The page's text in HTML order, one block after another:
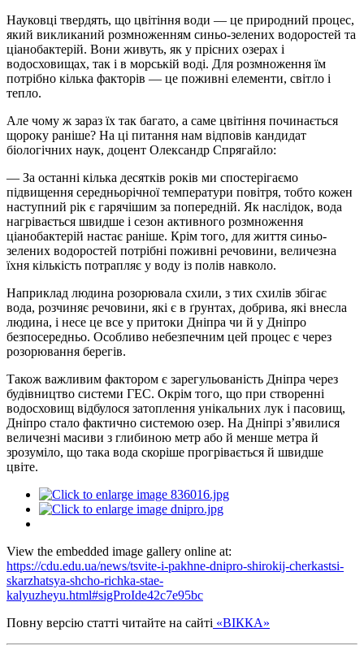
Науковці твердять, що цвітіння води — це природний процес,
який викликаний розмноженням синьо-зелених водоростей та
ціанобактерій. Вони живуть, як у прісних озерах і
водосховищах, так і в морській воді. Для розмноження їм
потрібно кілька факторів — це поживні елементи, світло і
тепло.
Але чому ж зараз їх так багато, а саме цвітіння починається
щороку раніше? На ці питання нам відповів кандидат
біологічних наук, доцент Олександр Спрягайло:
— За останні кілька десятків років ми спостерігаємо
підвищення середньорічної температури повітря, тобто кожен
наступний рік є гарячішим за попередній. Як наслідок, вода
нагрівається швидше і сезон активного розмноження
ціанобактерій настає раніше. Крім того, для життя синьо-
зелених водоростей потрібні поживні речовини, величезна
їхня кількість потрапляє у воду із полів навколо.
Наприклад людина розорювала схили, з тих схилів збігає
вода, розчиняє речовини, які є в ґрунтах, добрива, які внесла
людина, і несе це все у притоки Дніпра чи й у Дніпро
безпосередньо. Особливо небезпечним цей процес є через
розорювання берегів.
Також важливим фактором є зарегульованість Дніпра через
будівництво системи ГЕС. Окрім того, що при створенні
водосховищ відбулося затоплення унікальних лук і пасовищ,
Дніпро стало фактично системою озер. На Дніпрі з’явилися
величезні масиви з глибиною метр або й менше метра й
зрозуміло, що така вода скоріше прогрівається й швидше
цвіте.
View the embedded image gallery online at:
https://cdu.edu.ua/news/tsvite-i-pakhne-dnipro-shirokij-cherkastsi-
skarzhatsya-shcho-richka-stae-
kalyuzheyu.html#sigProIde42c7e95bc
Повну версію статті читайте на сайті «ВІККА»